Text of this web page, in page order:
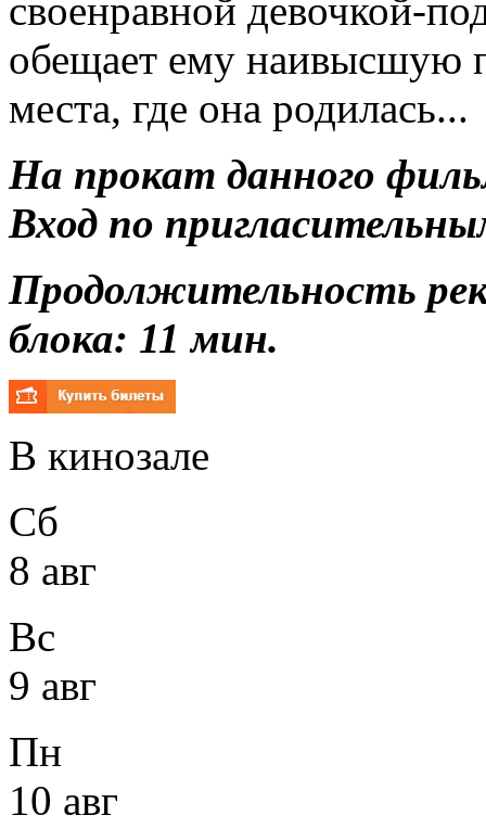
своенравной девочкой-
обещает ему наивысшую
места, где она родилась...
На прокат данного
Вход по
Продолжительность
блока: 11 мин.
В кинозале
Сб
8 авг
Вс
9 авг
Пн
10 авг